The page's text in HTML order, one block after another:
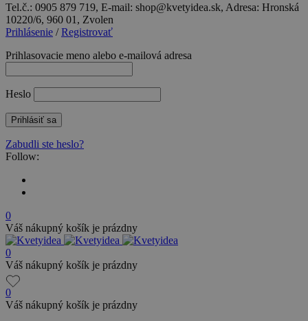
Tel.č.: 0905 879 719, E-mail: shop@kvetyidea.sk, Adresa: Hronská
10220/6, 960 01, Zvolen
Prihlásenie /Registrovať
Prihlasovacie meno alebo e-mailová adresa
Heslo
Zabudli ste heslo?
Follow:
0
Váš nákupný košík je prázdny
0
Váš nákupný košík je prázdny
0
Váš nákupný košík je prázdny